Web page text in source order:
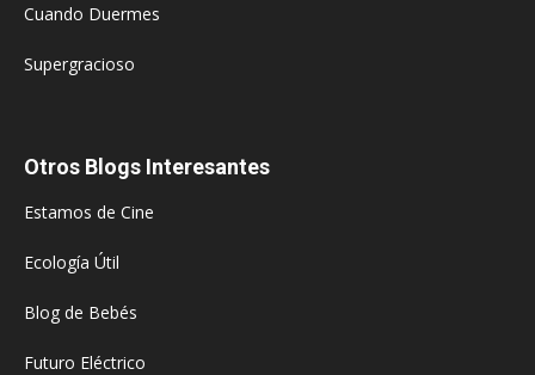
Cuando Duermes
Supergracioso
Otros Blogs Interesantes
Estamos de Cine
Ecología Útil
Blog de Bebés
Futuro Eléctrico